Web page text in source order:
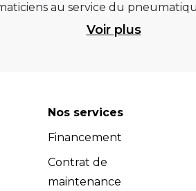
au service du
technologique pour que la
une sélection de
d’un service après-vente
de maintenance, extensions
dans le domaine de
Voir plus
Nos services
Financement
Contrat de
maintenance